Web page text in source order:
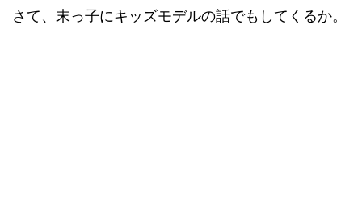
さて、末っ子にキッズモデルの話でもしてくるか。